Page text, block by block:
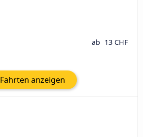
ab 13 CHF
Fahrten anzeigen